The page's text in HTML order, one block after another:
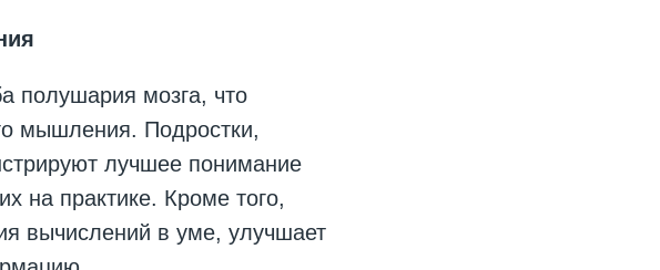
полушария мозга, что
мышления. Подростки,
лучшее понимание
на практике. Кроме того,
вычислений в уме, улучшает